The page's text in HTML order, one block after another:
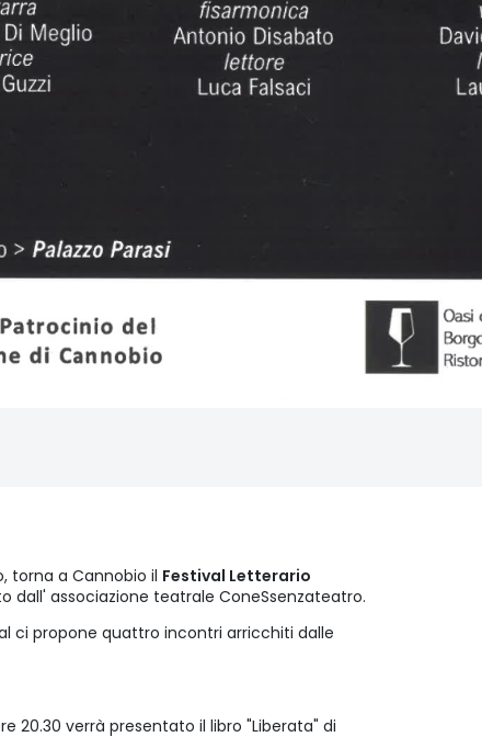
torna a Cannobio il Festival Letterario
dall' associazione teatrale ConeSsenzateatro.
ci propone quattro incontri arricchiti dalle
20.30 verrà presentato il libro "Liberata" di